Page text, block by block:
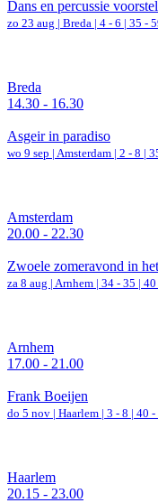
Dans en percussie
zo 23 aug | Breda | 4 - 6 | 35 -
Breda
14.30 - 16.30
Asgeir in paradiso
wo 9 sep | Amsterdam | 2 - 8 |
Amsterdam
20.00 - 22.30
Zwoele zomeravond in
za 8 aug | Arnhem | 34 - 35 |
Arnhem
17.00 - 21.00
Frank Boeijen
do 5 nov | Haarlem | 3 - 8 | 40 -
Haarlem
20.15 - 23.00